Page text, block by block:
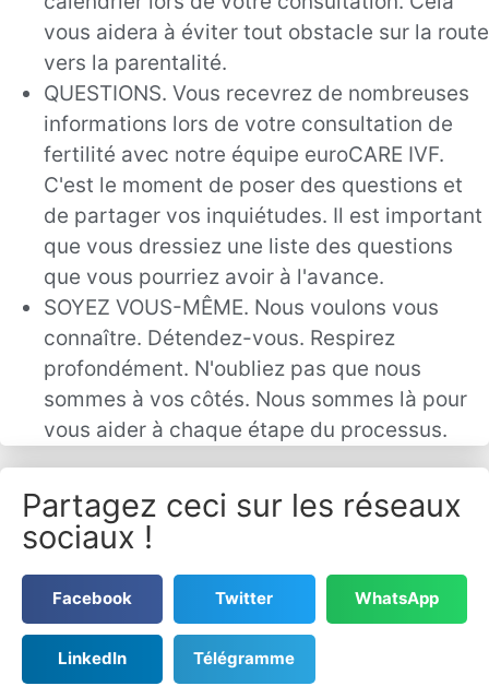
vous aidera à éviter tout obstacle sur la route
vers la parentalité.
QUESTIONS. Vous recevrez de nombreuses
informations lors de votre consultation de
fertilité avec notre équipe euroCARE IVF.
C'est le moment de poser des questions et
de partager vos inquiétudes. Il est important
que vous dressiez une liste des questions
que vous pourriez avoir à l'avance.
SOYEZ VOUS-MÊME. Nous voulons vous
connaître. Détendez-vous. Respirez
profondément. N'oubliez pas que nous
sommes à vos côtés. Nous sommes là pour
vous aider à chaque étape du processus.
Partagez ceci sur les réseaux
sociaux !
Facebook Twitter WhatsApp
LinkedIn Télégramme